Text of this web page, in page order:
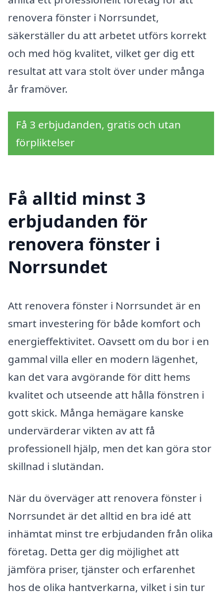
renovera fönster i Norrsundet,
säkerställer du att arbetet utförs korrekt
och med hög kvalitet, vilket ger dig ett
resultat att vara stolt över under många
år framöver.
Få 3 erbjudanden, gratis och utan
förpliktelser
Få alltid minst 3
erbjudanden för
renovera fönster i
Norrsundet
Att renovera fönster i Norrsundet är en
smart investering för både komfort och
energieffektivitet. Oavsett om du bor i en
gammal villa eller en modern lägenhet,
kan det vara avgörande för ditt hems
kvalitet och utseende att hålla fönstren i
gott skick. Många hemägare kanske
undervärderar vikten av att få
professionell hjälp, men det kan göra stor
skillnad i slutändan.
När du överväger att renovera fönster i
Norrsundet är det alltid en bra idé att
inhämtat minst tre erbjudanden från olika
företag. Detta ger dig möjlighet att
jämföra priser, tjänster och erfarenhet
hos de olika hantverkarna, vilket i sin tur